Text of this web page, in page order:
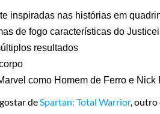
inspiradas nas histórias em
de fogo características do
resultados
como Homem de Ferro e Nick
deSpartan: Total Warrior, outro